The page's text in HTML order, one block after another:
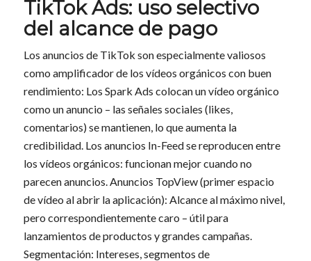
TikTok Ads: uso selectivo
del alcance de pago
Los anuncios de TikTok son especialmente valiosos
como amplificador de los vídeos orgánicos con buen
rendimiento: Los Spark Ads colocan un vídeo orgánico
como un anuncio – las señales sociales (likes,
comentarios) se mantienen, lo que aumenta la
credibilidad. Los anuncios In-Feed se reproducen entre
los vídeos orgánicos: funcionan mejor cuando no
parecen anuncios. Anuncios TopView (primer espacio
de vídeo al abrir la aplicación): Alcance al máximo nivel,
pero correspondientemente caro – útil para
lanzamientos de productos y grandes campañas.
Segmentación: Intereses, segmentos de